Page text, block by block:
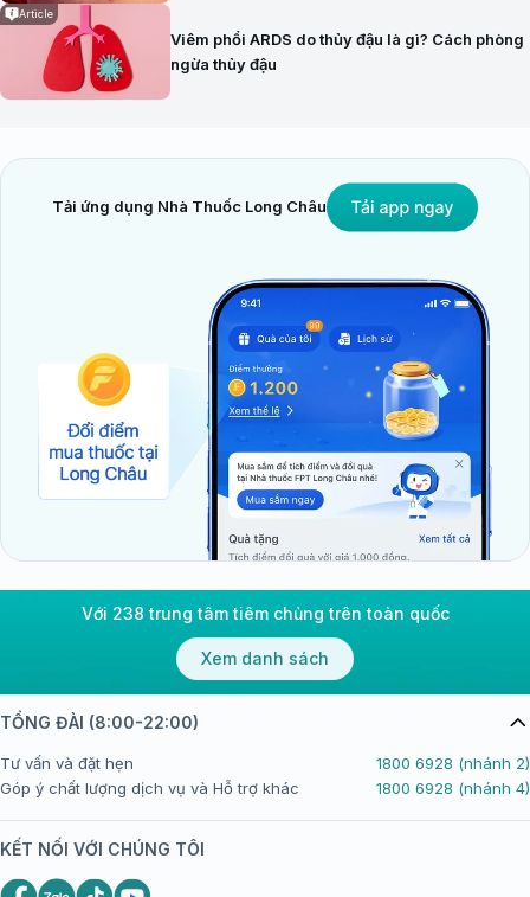
Article
Viêm phổi ARDS do thủy đậu là gì? Cách phòng
ngừa thủy đậu
Tải ứng dụng Nhà Thuốc Long Châu
Với 238 trung tâm tiêm chủng trên toàn quốc
Xem danh sách
TỔNG ĐÀI (8:00-22:00)
Tư vấn và đặt hẹn
1800 6928 (nhánh 2)
Góp ý chất lượng dịch vụ và Hỗ trợ khác
1800 6928 (nhánh 4)
KẾT NỐI VỚI CHÚNG TÔI